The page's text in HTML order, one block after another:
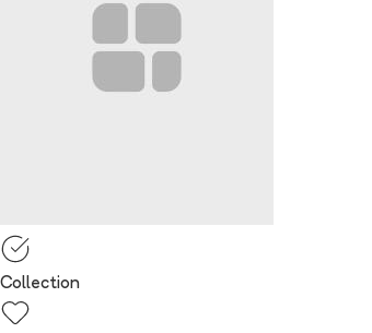
Collection